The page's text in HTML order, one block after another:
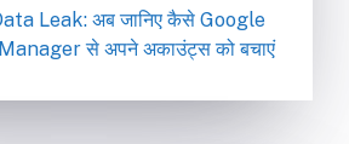
Leak: अब जानिए कैसे Google
से अपने अकाउंट्स को बचाएं